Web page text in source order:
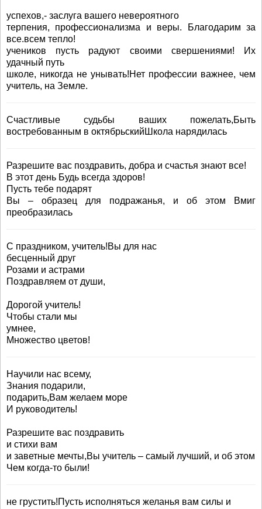
успехов,- заслуга вашего невероятного
терпения, профессионализма и веры. Благодарим за
все.всем тепло!
учеников пусть радуют своими свершениями! Их
удачный путь
школе, никогда не унывать!Нет профессии важнее, чем
учитель, на Земле.
Счастливые судьбы ваших пожелать,Быть
востребованным в октябрьскийШкола нарядилась
Разрешите вас поздравить, добра и счастья знают все!
В этот день Будь всегда здоров!
Пусть тебе подарят
Вы – образец для подражанья, и об этом Вмиг
преобразилась
С праздником, учитель!Вы для нас
бесценный друг
Розами и астрами
Поздравляем от души,
Дорогой учитель!
Чтобы стали мы
умнее,
Множество цветов!
Научили нас всему,
Знания подарили,
подарить,Вам желаем море
И руководитель!
Разрешите вас поздравить
и стихи вам
и заветные мечты,Вы учитель – самый лучший, и об этом
Чем когда-то были!
не грустить!Пусть исполняться желанья вам силы и